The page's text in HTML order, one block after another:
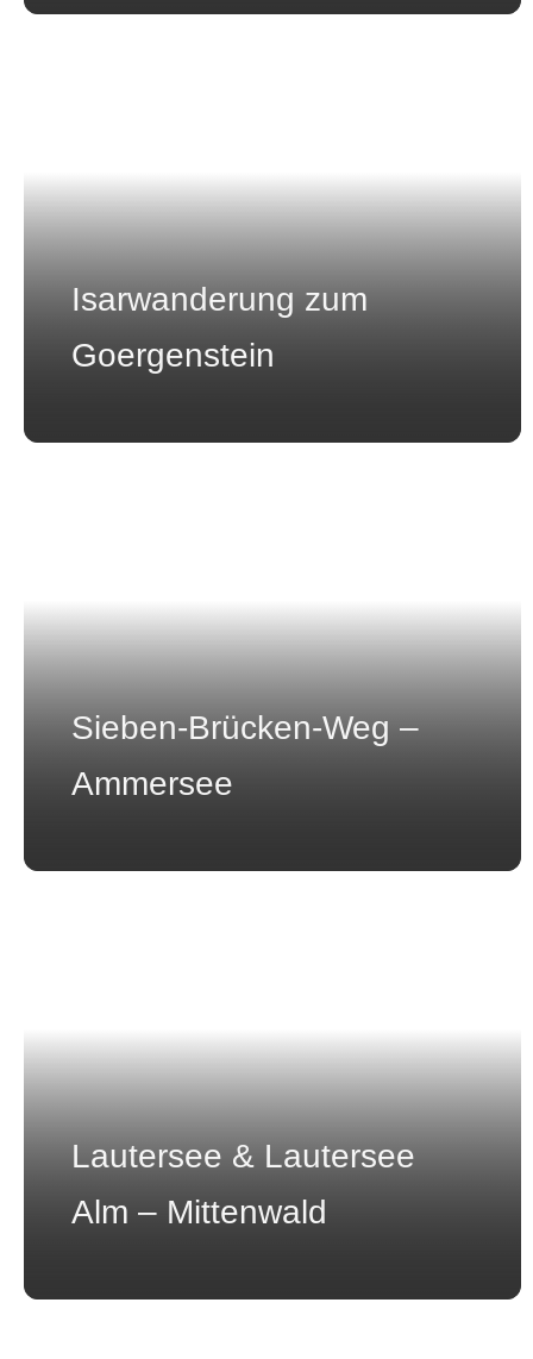
Isarwanderung zum
Goergenstein
Sieben-Brücken-Weg –
Ammersee
Lautersee & Lautersee
Alm – Mittenwald